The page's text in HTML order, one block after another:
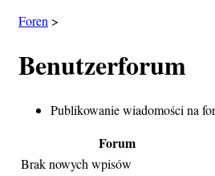
Foren >
Benutzerforum
Publikowanie wiadomości na
Forum
Brak nowych wpisów